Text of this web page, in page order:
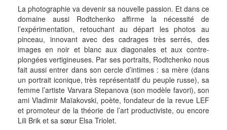
La photographie va devenir sa nouvelle passion. Et dans ce
domaine aussi Rodtchenko affirme la nécessité de
l’expérimentation, retouchant au départ les photos au
pinceau, innovant avec des cadrages très serrés, des
images en noir et blanc aux diagonales et aux contre-
plongées vertigineuses. Par ses portraits, Rodtchenko nous
fait aussi entrer dans son cercle d’intimes : sa mère (dans
un portrait iconique, très représentatif du peuple russe), sa
femme l’artiste Varvara Stepanova (son modèle favori), son
ami Vladimir Maïakovski, poète, fondateur de la revue LEF
et promoteur de la théorie de l’art productiviste, ou encore
Lili Brik et sa sœur Elsa Triolet.